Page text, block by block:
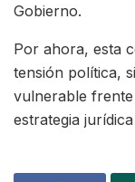
Gobierno.
Por ahora, esta
tensión política,
vulnerable
estrategia